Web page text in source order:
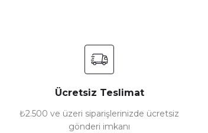
Bu ürüne benzer farklı alternatifler olmalı.
Ücretsiz Teslimat
₺2.500 ve üzeri siparişlerinizde ücretsiz
gönderi imkanı